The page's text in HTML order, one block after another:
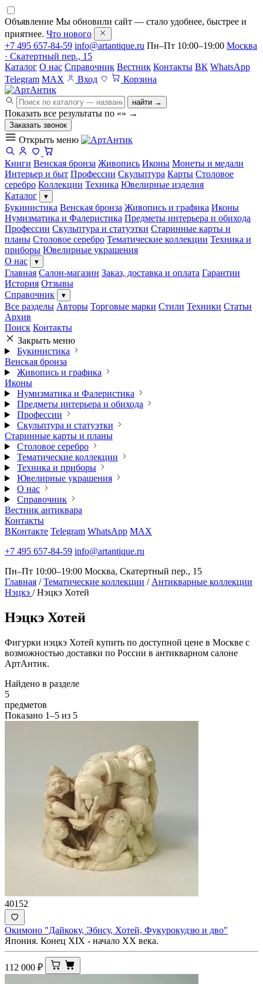
Объявление Мы обновили сайт — стало удобнее, быстрее и
приятнее. Что нового
+7 495 657-84-59 info@artantique.ru Пн–Пт 10:00–19:00 Москва
· Скатертный пер., 15
Каталог О нас Справочник Вестник Контакты ВК WhatsApp
Telegram MAX Вход Корзина
найти →
Показать все результаты по «» →
Заказать звонок
Открыть меню
Книги Венская бронза Живопись Иконы Монеты и медали
Интерьер и быт Профессии Скульптура Карты Столовое
серебро Коллекции Техника Ювелирные изделия
Каталог
▾
Букинистика Венская бронза Живопись и графика Иконы
Нумизматика и Фалеристика Предметы интерьера и обихода
Профессии Скульптура и статуэтки Старинные карты и
планы Столовое серебро Тематические коллекции Техника и
приборы Ювелирные украшения
О нас
▾
Главная Салон-магазин Заказ, доставка и оплата Гарантии
История Отзывы
Справочник
▾
Все разделы Авторы Торговые марки Стили Техники Статьи
Архив
Поиск Контакты
Закрыть меню
Букинистика
Венская бронза
Живопись и графика
Иконы
Нумизматика и Фалеристика
Предметы интерьера и обихода
Профессии
Скульптура и статуэтки
Старинные карты и планы
Столовое серебро
Тематические коллекции
Техника и приборы
Ювелирные украшения
О нас
Справочник
Вестник антиквара
Контакты
ВКонтакте Telegram WhatsApp MAX
+7 495 657-84-59 info@artantique.ru
Пн–Пт 10:00–19:00 Москва, Скатертный пер., 15
Главная / Тематические коллекции / Антикварные коллекции
Нэцкэ / Нэцкэ Хотей
Нэцкэ Хотей
Фигурки нэцкэ Хотей купить по доступной цене в Москве с
возможностью доставки по России в антикварном салоне
АртАнтик.
Найдено в разделе
5
предметов
Показано 1–5 из 5
40152
Окимоно "Дайкоку, Эбису, Хотей, Фукурокудзю и дво"
Япония. Конец XIX - начало ХХ века.
112 000 ₽